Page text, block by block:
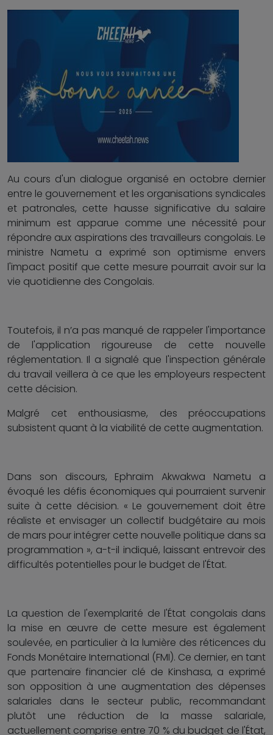
Au cours d'un dialogue organisé en octobre dernier
entre le gouvernement et les organisations syndicales
et patronales, cette hausse significative du salaire
minimum est apparue comme une nécessité pour
répondre aux aspirations des travailleurs congolais. Le
ministre Nametu a exprimé son optimisme envers
l'impact positif que cette mesure pourrait avoir sur la
vie quotidienne des Congolais.
Toutefois, il n’a pas manqué de rappeler l'importance
de l'application rigoureuse de cette nouvelle
réglementation. Il a signalé que l'inspection générale
du travail veillera à ce que les employeurs respectent
cette décision.
Malgré cet enthousiasme, des préoccupations
subsistent quant à la viabilité de cette augmentation.
Dans son discours, Ephraïm Akwakwa Nametu a
évoqué les défis économiques qui pourraient survenir
suite à cette décision. « Le gouvernement doit être
réaliste et envisager un collectif budgétaire au mois
de mars pour intégrer cette nouvelle politique dans sa
programmation », a-t-il indiqué, laissant entrevoir des
difficultés potentielles pour le budget de l'État.
La question de l'exemplarité de l'État congolais dans
la mise en œuvre de cette mesure est également
soulevée, en particulier à la lumière des réticences du
Fonds Monétaire International (FMI). Ce dernier, en tant
que partenaire financier clé de Kinshasa, a exprimé
son opposition à une augmentation des dépenses
salariales dans le secteur public, recommandant
plutôt une réduction de la masse salariale,
actuellement comprise entre 70 % du budget de l'État,